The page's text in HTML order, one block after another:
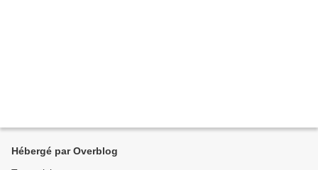
Hébergé par Overblog